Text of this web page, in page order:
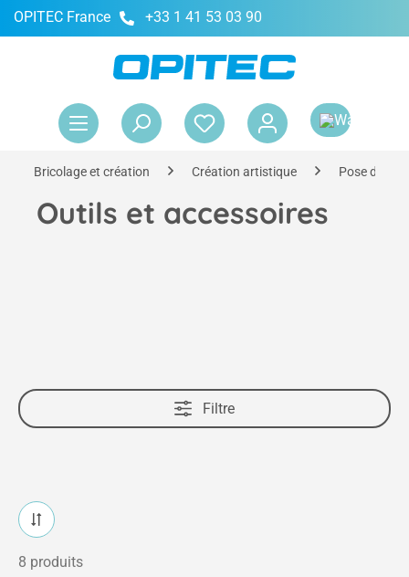
principal
OPITEC France +33 1 41 53 03 90
Bricolage et création Création artistique Pose de
Outils et accessoires
Filtre
8 produits